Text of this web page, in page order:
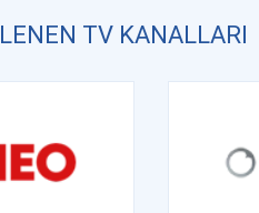
TV KANALLARI